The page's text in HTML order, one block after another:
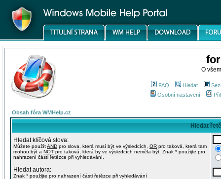
O
FAQ Hledat
Osobní nastavení
Obsah fóra WMHelp.cz
Hledat
Hledat klíčová slova:
Můžete použítAND pro slova, která musí být ve výsledcích, OR pro taková, která tam
mohou být a NOT pro taková, která by ve výsledcích neměla být. Znak * použijte pro
nahrazení části řetězce při vyhledávání.
Hledat autora:
Znak * použijte pro nahrazení části řetězce při vyhledávání